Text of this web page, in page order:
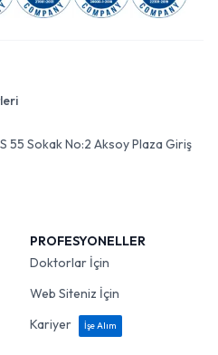
55 Sokak No:2 Aksoy Plaza Giriş
PROFESYONELLER
Doktorlar İçin
Web Siteniz İçin
Kariyer
İşe Alım